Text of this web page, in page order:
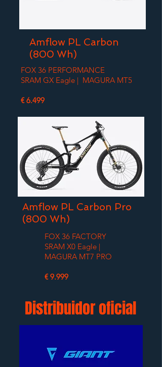
Amflow PL Carbon
(800 Wh)
FOX 36 PERFORMANCE
SRAM GX Eagle | MAGURA MT5
€ 6.499
Amflow PL Carbon Pro
(800 Wh)
FOX 36 FACTORY
SRAM X0 Eagle |
MAGURA MT7 PRO
€ 9.999
Distribuidor oficial